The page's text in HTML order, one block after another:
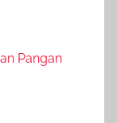
Pangan